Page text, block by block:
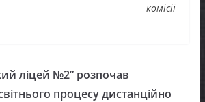
комісії
ліцей №2” розпочав
процесу дистанційно